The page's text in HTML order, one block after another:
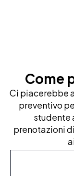
Come
Ci piacerebbe
preventivo
studente
prenotazioni